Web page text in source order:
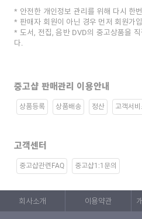
안전한 개인정보 관리를 위해 다시 한
판매자 회원이 아닌 경우 먼저 회원가
도서, 전집, 음반 DVD의 중고상품을
다.
중고샵 판매관리 이용안내
상품등록 상품배송 정산 고객서비
고객센터
중고샵관련FAQ 중고샵1:1문의
회사소개 이용약관